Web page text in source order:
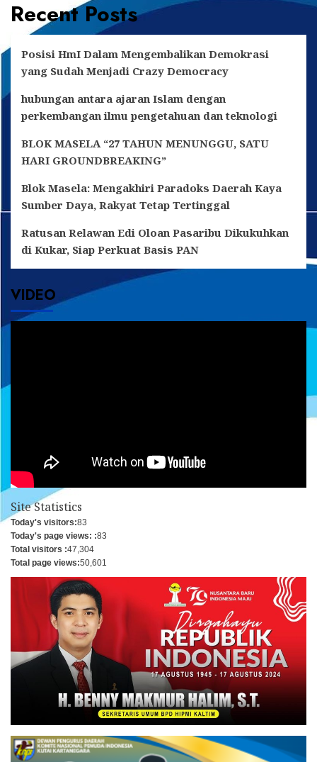
Recent Posts
Posisi HmI Dalam Mengembalikan Demokrasi
yang Sudah Menjadi Crazy Democracy
hubungan antara ajaran Islam dengan
perkembangan ilmu pengetahuan dan teknologi
BLOK MASELA “27 TAHUN MENUNGGU, SATU
HARI GROUNDBREAKING”
Blok Masela: Mengakhiri Paradoks Daerah Kaya
Sumber Daya, Rakyat Tetap Tertinggal
Ratusan Relawan Edi Oloan Pasaribu Dikukuhkan
di Kukar, Siap Perkuat Basis PAN
VIDEO
Site Statistics
Today's visitors:83
Today's page views: :83
Total visitors :47,304
Total page views:50,601